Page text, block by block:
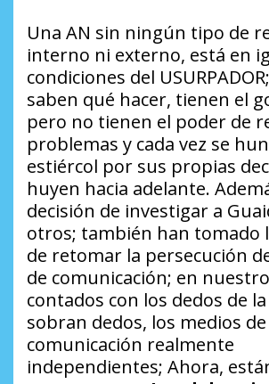
Una AN sin ningún tipo de
interno ni externo, está en
condiciones del
saben qué hacer, tienen el
pero no tienen el poder de
problemas y cada vez se
estiércol por sus propias
huyen hacia adelante.
decisión de investigar a
otros; también han tomado
de retomar la persecución
de comunicación; en
contados con los dedos de
sobran dedos, los medios de
comunicación realmente
independientes; Ahora,